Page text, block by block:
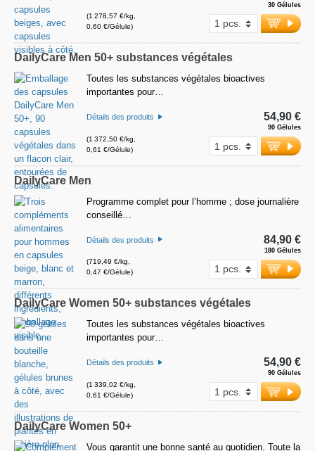
(1 278,57 €/kg,
0,60 €/Gélule)
30 Gélules
DailyCare Men 50+ substances végétales
Toutes les substances végétales bioactives
importantes pour…
Détails des produits
(1 372,50 €/kg,
0,61 €/Gélule)
90 Gélules
54,90 €
DailyCare Men
Programme complet pour l’homme ; dose journalière
conseillé…
Détails des produits
(719,49 €/kg,
0,47 €/Gélule)
180 Gélules
84,90 €
DailyCare Women 50+ substances végétales
Toutes les substances végétales bioactives
importantes pour…
Détails des produits
(1 339,02 €/kg,
0,61 €/Gélule)
90 Gélules
54,90 €
DailyCare Women 50+
Vous garantit une bonne santé au quotidien. Toute la